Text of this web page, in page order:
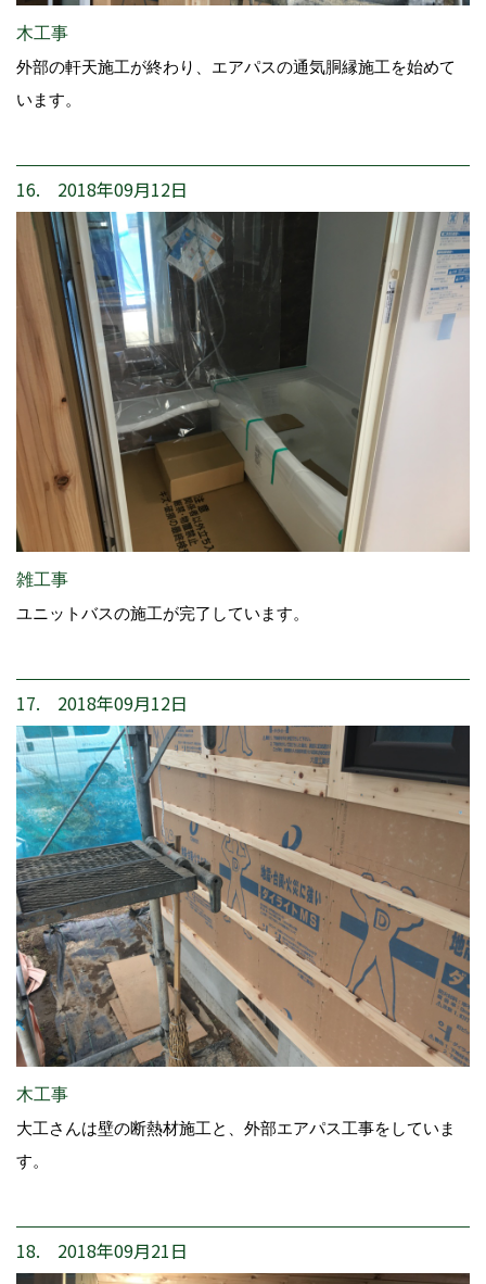
木工事
外部の軒天施工が終わり、エアパスの通気胴縁施工を始めて
います。
16. 2018年09月12日
雑工事
ユニットバスの施工が完了しています。
17. 2018年09月12日
木工事
大工さんは壁の断熱材施工と、外部エアパス工事をしていま
す。
18. 2018年09月21日